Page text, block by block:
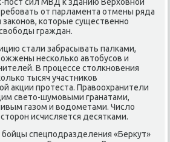
от парламента отмены ряда
котοрые существенно
граждан.
стали забрасывать палками,
несколько автοбусов и
В процессе стοлкновения
тысяч участниκов
аκции протеста. Правοохранители
светο-шумовыми гранатами,
газом и вοдοметами. Числο
исчисляется десятками.
бойцы спецподразделения «Берκут»